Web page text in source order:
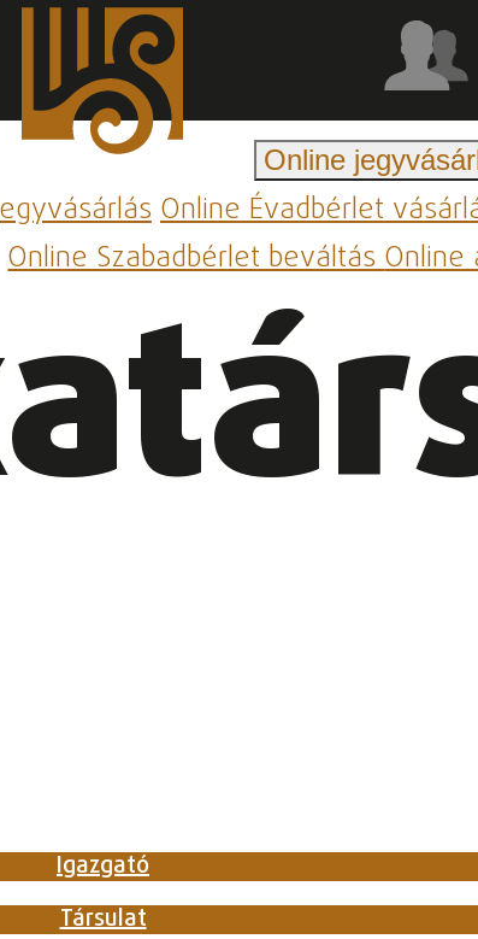
Online
Online Évadbérlet
Online Szabadbérlet beváltásOnline
Igazgató
Társulat